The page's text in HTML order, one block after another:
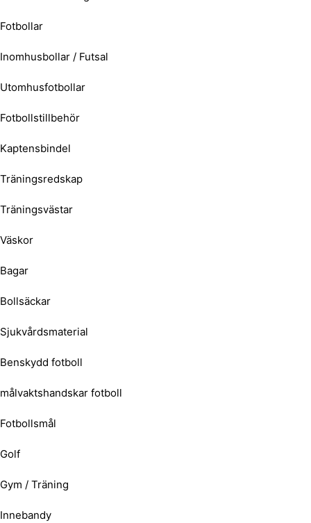
Fotbollar
Inomhusbollar / Futsal
Utomhusfotbollar
Fotbollstillbehör
Kaptensbindel
Träningsredskap
Träningsvästar
Väskor
Bagar
Bollsäckar
Sjukvårdsmaterial
Benskydd fotboll
målvaktshandskar fotboll
Fotbollsmål
Golf
Gym / Träning
Innebandy